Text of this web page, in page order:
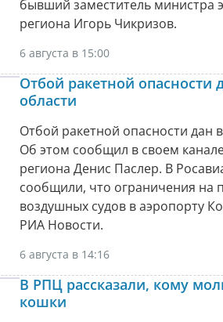
бывший заместитель министра
региона Игорь Чикризов.
6 августа в 15:00
Отбой ракетной опасности
области
Отбой ракетной опасности дан
Об этом сообщил в своем
региона Денис Паслер. В
сообщили, что ограничения на
воздушных судов в аэропорту
РИА Новости.
6 августа в 14:16
В РПЦ рассказали, кому
кошки